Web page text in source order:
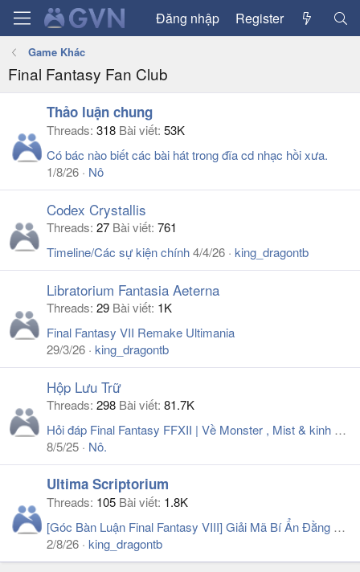
Đăng nhập Register
Game Khác
Final Fantasy Fan Club
Thảo luận chung
Threads 318 Bài viết 53K
Có bác nào biết các bài hát trong đĩa cd nhạc hồi xưa.
1/8/26
Nô
Codex Crystallis
Threads 27 Bài viết 761
Timeline/Các sự kiện chính4/4/26 king_dragontb
Libratorium Fantasia Aeterna
Threads 29 Bài viết 1K
Final Fantasy VII Remake Ultimania
29/3/26 king_dragontb
Hộp Lưu Trữ
Threads 298 Bài viết 81.7K
Hỏi đáp Final Fantasy FFXII | Về Monster , Mist & kinh nghiệm đánh boss
8/5/25
Nô.
Ultima Scriptorium
Threads 105 Bài viết 1.8K
[Góc Bàn Luận Final Fantasy VIII] Giải Mã Bí Ẩn Đằng Sau Deep Sea Research Center
2/8/26 king_dragontb